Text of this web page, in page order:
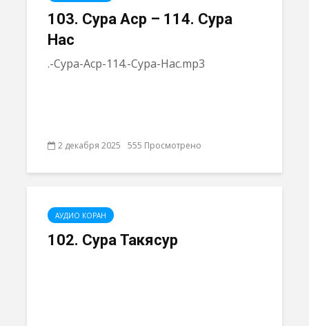
103. Сура Аср – 114. Сура
Нас
.-Сура-Аср-114.-Сура-Нас.mp3
2 декабря 2025 555 Просмотрено
АУДИО КОРАН
102. Сура Такясур